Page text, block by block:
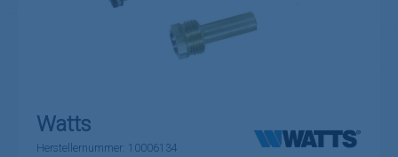
Watts
Herstellernummer: 10006134